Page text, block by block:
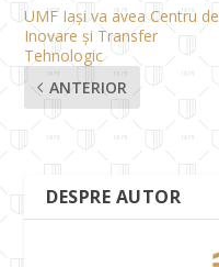
UMF Iași va avea Centru de
Inovare și Transfer
Tehnologic
ANTERIOR
DESPRE AUTOR